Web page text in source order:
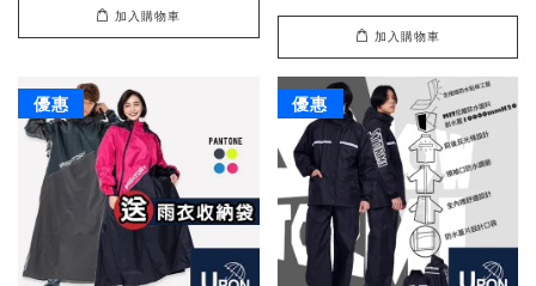
加入購物車
加入購物車
優惠 優惠